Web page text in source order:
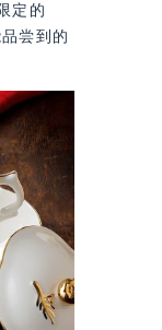
定的
尝到的